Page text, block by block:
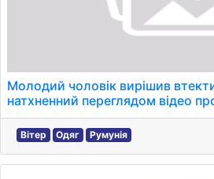
Молодий чоловік вирішив
натхненний переглядом відео
Вітер Одяг Румунія